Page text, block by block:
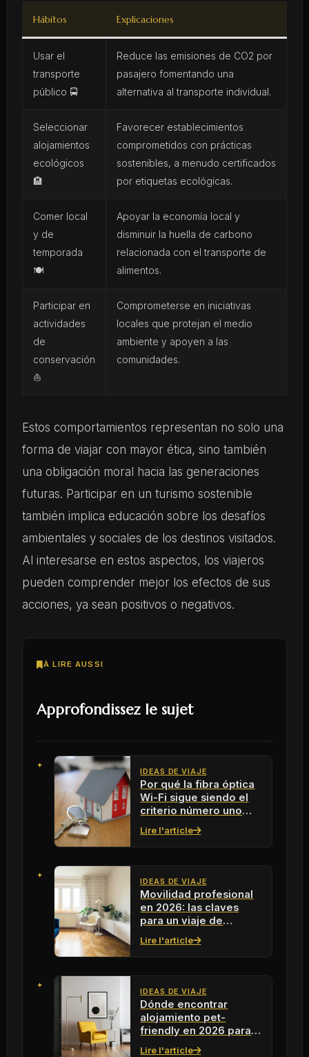
Hábitos Explicaciones
Usar el
transporte
público 🚍
Reduce las emisiones de CO2 por
pasajero fomentando una
alternativa al transporte individual.
Seleccionar
alojamientos
ecológicos
🏨
Favorecer establecimientos
comprometidos con prácticas
sostenibles, a menudo certificados
por etiquetas ecológicas.
Comer local
y de
temporada
🍽️
Apoyar la economía local y
disminuir la huella de carbono
relacionada con el transporte de
alimentos.
Participar en
actividades
de
conservación
⛵
Comprometerse en iniciativas
locales que protejan el medio
ambiente y apoyen a las
comunidades.
Estos comportamientos representan no solo una
forma de viajar con mayor ética, sino también
una obligación moral hacia las generaciones
futuras. Participar en un turismo sostenible
también implica educación sobre los desafíos
ambientales y sociales de los destinos visitados.
Al interesarse en estos aspectos, los viajeros
pueden comprender mejor los efectos de sus
acciones, ya sean positivos o negativos.
À LIRE AUSSI
Approfondissez le sujet
IDEAS DE VIAJE
Por qué la fibra óptica
Wi-Fi sigue siendo el
criterio número uno
para los profesionales
móviles en 2026
Lire l'article
IDEAS DE VIAJE
Movilidad profesional
en 2026: las claves
para un viaje de
negocios exitoso
Lire l'article
IDEAS DE VIAJE
Dónde encontrar
alojamiento pet-
friendly en 2026 para
vivir con tus mascotas
Lire l'article